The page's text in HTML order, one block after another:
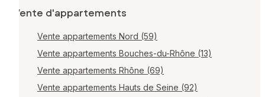
Vente d'appartements
Vente appartements Nord (59)
Vente appartements Bouches-du-Rhône (13)
Vente appartements Rhône (69)
Vente appartements Hauts de Seine (92)